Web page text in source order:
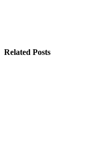
Related Posts